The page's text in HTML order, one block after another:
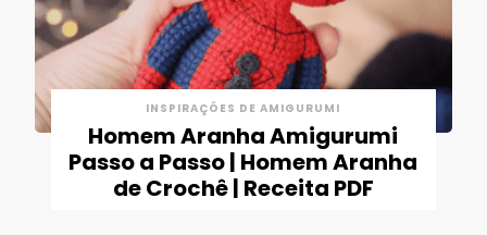
INSPIRAÇÕES DE AMIGURUMI
Homem Aranha Amigurumi
Passo a Passo | Homem Aranha
de Crochê | Receita PDF